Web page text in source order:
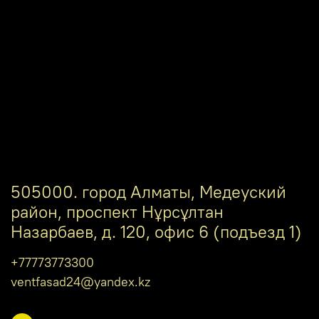
505000. город Алматы, Медеуский
район, проспект Нұрсұлтан
Назарбаев, д. 120, офис 6 (подъезд 1)
+77773773300
ventfasad24@yandex.kz